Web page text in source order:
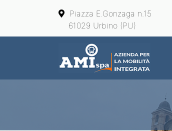
Piazza E.Gonzaga n.15
61029 Urbino (PU)
Main Navigation